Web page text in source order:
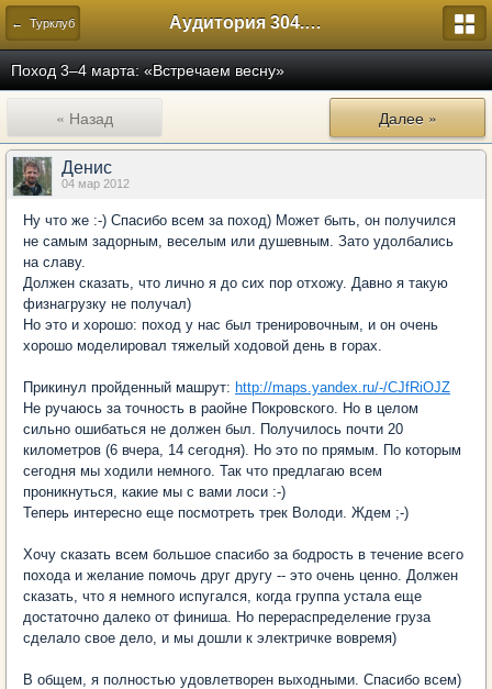
← Турклуб Аудитория 304. История России
Поход 3–4 марта: «Встречаем весну»
« Назад Далее »
Денис
04 мар 2012
Ну что же :-) Спасибо всем за поход) Может быть, он получился
не самым задорным, веселым или душевным. Зато удолбались
на славу.
Должен сказать, что лично я до сих пор отхожу. Давно я такую
физнагрузку не получал)
Но это и хорошо: поход у нас был тренировочным, и он очень
хорошо моделировал тяжелый ходовой день в горах.
Прикинул пройденный машрут: http://maps.yandex.ru/-/CJfRiOJZ
Не ручаюсь за точность в раойне Покровского. Но в целом
сильно ошибаться не должен был. Получилось почти 20
километров (6 вчера, 14 сегодня). Но это по прямым. По которым
сегодня мы ходили немного. Так что предлагаю всем
проникнуться, какие мы с вами лоси :-)
Теперь интересно еще посмотреть трек Володи. Ждем ;-)
Хочу сказать всем большое спасибо за бодрость в течение всего
похода и желание помочь друг другу -- это очень ценно. Должен
сказать, что я немного испугался, когда группа устала еще
достаточно далеко от финиша. Но перераспределение груза
сделало свое дело, и мы дошли к электричке вовремя)
В общем, я полностью удовлетворен выходными. Спасибо всем)